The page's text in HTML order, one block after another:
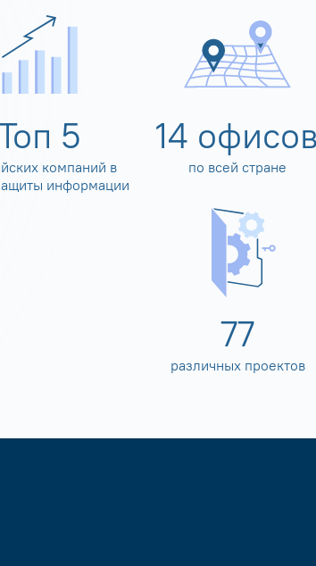
5
компаний в
информации
14 офисов
по всей стране
80
различных проектов